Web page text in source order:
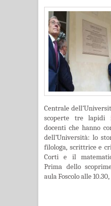
Centrale
scoperte tre
docenti che hanno
dell’Università: lo
filologa, scrittrice e
Corti e il
Prima dello
aula Foscolo alle